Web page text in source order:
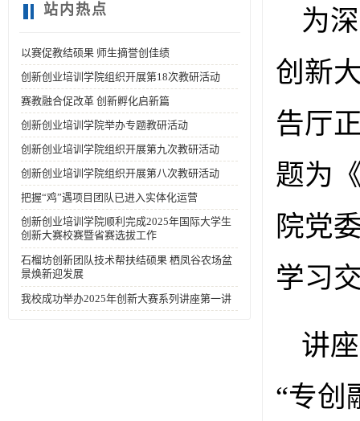
站内热点
以赛促教结硕果 师生摘誉创佳绩
创新创业培训学院组织开展第18次教研活动
赛教融合促改革 创新孵化启新篇
创新创业培训学院举办专题教研活动
创新创业培训学院组织开展第九次教研活动
创新创业培训学院组织开展第八次教研活动
把握“鸡”遇项目团队已进入实体化运营
创新创业培训学院顺利完成2025年国际大学生
创新大赛校赛暨省赛选拔工作
石榴坊创新团队技术帮扶结硕果 栖凤谷农场盆
景焕新迎发展
我校成功举办2025年创新大赛系列讲座第一讲
为
创新
告厅
题为
院党
学习
讲
“专创